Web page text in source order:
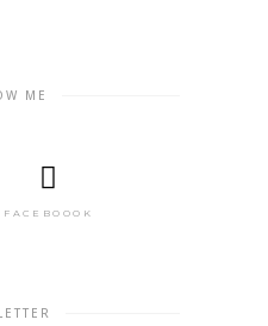
ME
FACEBOOOK